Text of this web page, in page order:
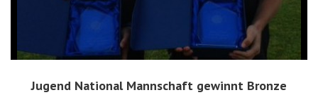
Jugend National Mannschaft gewinnt Bronze